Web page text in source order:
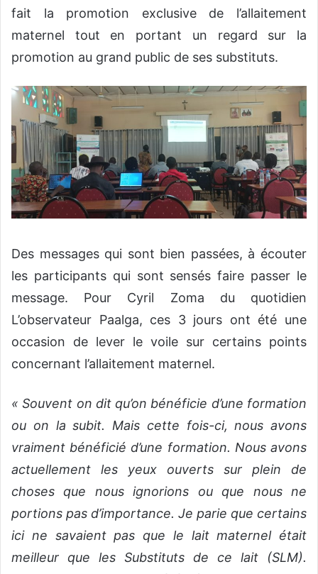
fait la promotion exclusive de l’allaitement
maternel tout en portant un regard sur la
promotion au grand public de ses substituts.
Des messages qui sont bien passées, à écouter
les participants qui sont sensés faire passer le
message. Pour Cyril Zoma du quotidien
L’observateur Paalga, ces 3 jours ont été une
occasion de lever le voile sur certains points
concernant l’allaitement maternel.
« Souvent on dit qu’on bénéficie d’une formation
ou on la subit. Mais cette fois-ci, nous avons
vraiment bénéficié d’une formation. Nous avons
actuellement les yeux ouverts sur plein de
choses que nous ignorions ou que nous ne
portions pas d’importance. Je parie que certains
ici ne savaient pas que le lait maternel était
meilleur que les Substituts de ce lait (SLM).